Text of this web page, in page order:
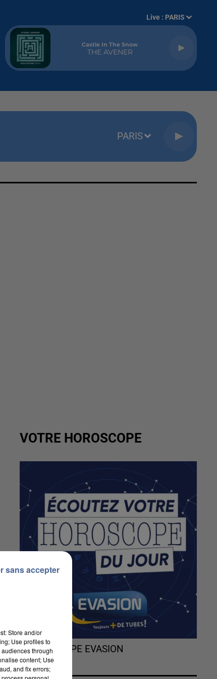
Live : PARIS
Castle In The Snow
THE AVENER
PARIS
VOTRE HOROSCOPE
L'HOROSCOPE EVASION
Store and/or
Use profiles to
through
content; Use
and fix errors;
sans accepter